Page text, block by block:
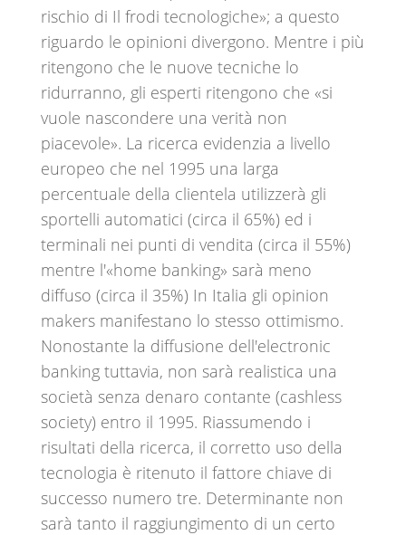
rischio di Il frodi tecnologiche»; a questo
riguardo le opinioni divergono. Mentre i più
ritengono che le nuove tecniche lo
ridurranno, gli esperti ritengono che «si
vuole nascondere una verità non
piacevole». La ricerca evidenzia a livello
europeo che nel 1995 una larga
percentuale della clientela utilizzerà gli
sportelli automatici (circa il 65%) ed i
terminali nei punti di vendita (circa il 55%)
mentre l'«home banking» sarà meno
diffuso (circa il 35%) In Italia gli opinion
makers manifestano lo stesso ottimismo.
Nonostante la diffusione dell'electronic
banking tuttavia, non sarà realistica una
società senza denaro contante (cashless
society) entro il 1995. Riassumendo i
risultati della ricerca, il corretto uso della
tecnologia è ritenuto il fattore chiave di
successo numero tre. Determinante non
sarà tanto il raggiungimento di un certo